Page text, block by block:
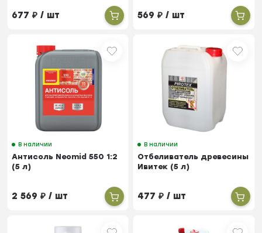
677₽ / шт 569₽ / шт
В наличии
Антисоль Neomid 550 1:2
(5 л)
2 569₽ / шт
В наличии
Отбеливатель древесины
Ивитек (5 л)
477₽ / шт